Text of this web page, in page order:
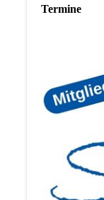
Termine